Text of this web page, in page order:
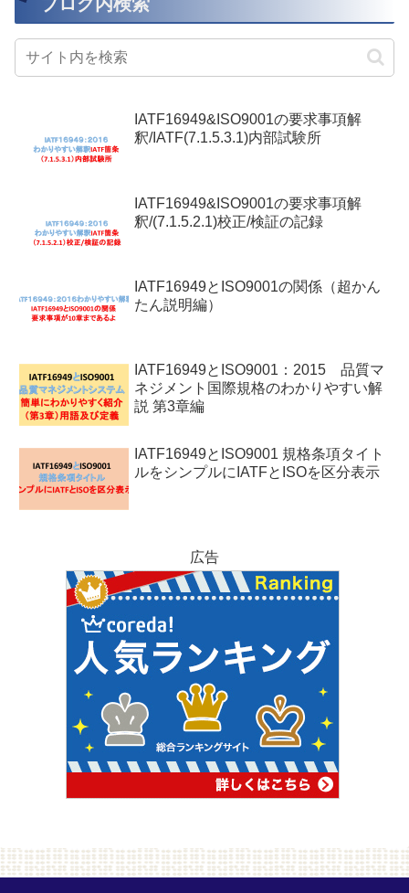
IATF16949&ISO9001の要求事項解
釈/IATF(7.1.5.3.1)内部試験所
IATF16949&ISO9001の要求事項解
釈/(7.1.5.2.1)校正/検証の記録
IATF16949とISO9001の関係（超かん
たん説明編）
IATF16949とISO9001：2015 品質マ
ネジメント国際規格のわかりやすい解
説 第3章編
IATF16949とISO9001 規格条項タイト
ルをシンプルにIATFとISOを区分表示
広告